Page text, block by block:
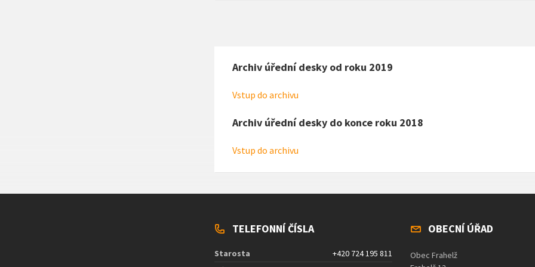
Archiv úřední desky od roku 2019
Vstup do archivu
Archiv úřední desky do konce roku 2018
Vstup do archivu
TELEFONNÍ ČÍSLA
Starosta
+420 724 195 811
OBECNÍ ÚŘAD
Obec Frahelž